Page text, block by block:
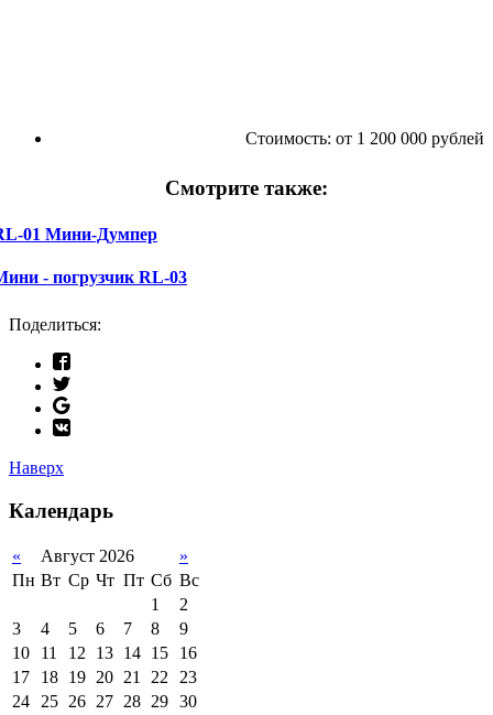
Стоимость: от 1 200 000 рублей
Смотрите также:
01 Мини-Думпер
- погрузчик RL-03
Поделиться:
Наверх
Календарь
« Август 2026
»
Пн Вт Ср Чт Пт Сб Вс
1
2
3
4 5 6 7 8
9
10
11 12 13 14 15
16
17
18 19 20 21 22 23
24 25 26 27 28 29 30